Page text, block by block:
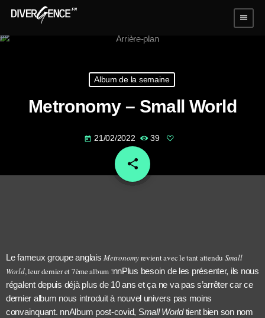
menu
Album de la semaine
Metronomy – Small World
today 21/02/2022 39
share
email
Le fameux groupe anglais Metronomyrevient avec le tant attendu Small
World, leur dernier et 7ème album !nnPlus besoin de les présenter, ils nous
régalent depuis déjà plus de 10 ans et ça ne va pas s’arrêter car ce
dernier album nous introduit à nouvel univers pas moins
convainquant. nnAlbum post-covid, Small Worldtient bien son nom